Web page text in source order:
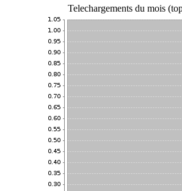
Telechargements du mois